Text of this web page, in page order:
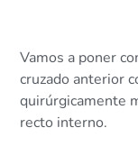
Vamos a poner
cruzado anterior
quirúrgicamente
recto interno.